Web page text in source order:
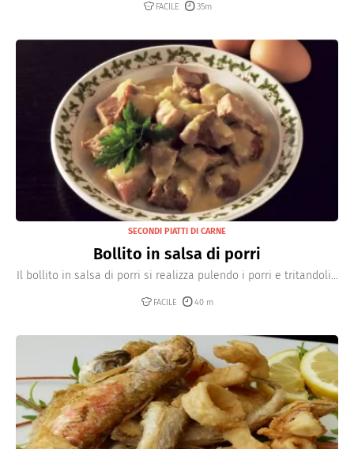
FACILE 35m
SECONDI PIATTI DI CARNE
Bollito in salsa di porri
Il bollito in salsa di porri si realizza pulendo i porri e tritandoli...
FACILE 40 m